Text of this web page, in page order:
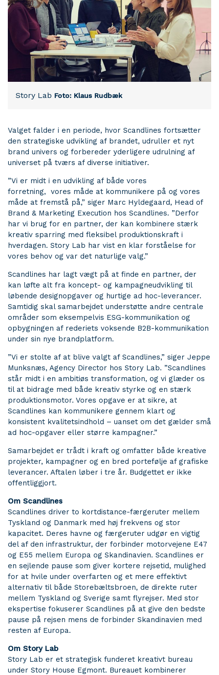
Story Lab Foto: Klaus Rudbæk
Valget falder i en periode, hvor Scandlines fortsætter
den strategiske udvikling af brandet, udruller et nyt
brand univers og forbereder yderligere udrulning af
universet på tværs af diverse initiativer.
”Vi er midt i en udvikling af både vores
forretning, vores måde at kommunikere på og vores
måde at fremstå på,” siger Marc Hyldegaard, Head of
Brand & Marketing Execution hos Scandlines. ”Derfor
har vi brug for en partner, der kan kombinere stærk
kreativ sparring med fleksibel produktionskraft i
hverdagen. Story Lab har vist en klar forståelse for
vores behov og var det naturlige valg.”
Scandlines har lagt vægt på at finde en partner, der
kan løfte alt fra koncept- og kampagneudvikling til
løbende designopgaver og hurtige ad hoc-leverancer.
Samtidig skal samarbejdet understøtte andre centrale
områder som eksempelvis ESG-kommunikation og
opbygningen af rederiets voksende B2B-kommunikation
under sin nye brandplatform.
”Vi er stolte af at blive valgt af Scandlines,” siger Jeppe
Munksnæs, Agency Director hos Story Lab. ”Scandlines
står midt i en ambitiøs transformation, og vi glæder os
til at bidrage med både kreativ styrke og en stærk
produktionsmotor. Vores opgave er at sikre, at
Scandlines kan kommunikere gennem klart og
konsistent kvalitetsindhold – uanset om det gælder små
ad hoc-opgaver eller større kampagner.”
Samarbejdet er trådt i kraft og omfatter både kreative
projekter, kampagner og en bred portefølje af grafiske
leverancer. Aftalen løber i tre år. Budgettet er ikke
offentliggjort.
Om Scandlines
Scandlines driver to kortdistance-færgeruter mellem
Tyskland og Danmark med høj frekvens og stor
kapacitet. Deres havne og færgeruter udgør en vigtig
del af den infrastruktur, der forbinder motorvejene E47
og E55 mellem Europa og Skandinavien. Scandlines er
en sejlende pause som giver kortere rejsetid, mulighed
for at hvile under overfarten og et mere effektivt
alternativ til både Storebæltsbroen, de direkte ruter
mellem Tyskland og Sverige samt flyrejser. Med stor
ekspertise fokuserer Scandlines på at give den bedste
pause på rejsen mens de forbinder Skandinavien med
resten af Europa.
Om Story Lab
Story Lab er et strategisk funderet kreativt bureau
under Story House Egmont. Bureauet kombinerer